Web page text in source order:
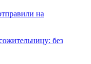
на
без